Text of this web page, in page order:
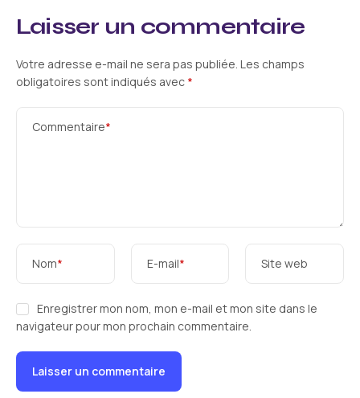
Laisser un commentaire
Votre adresse e-mail ne sera pas publiée. Les champs
obligatoires sont indiqués avec *
Commentaire*
Nom* E-mail* Site web
Enregistrer mon nom, mon e-mail et mon site dans le
navigateur pour mon prochain commentaire.